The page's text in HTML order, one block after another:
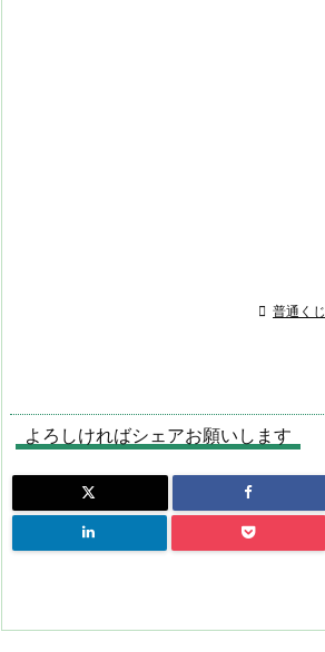
 普通くじ
よろしければシェアお願いします